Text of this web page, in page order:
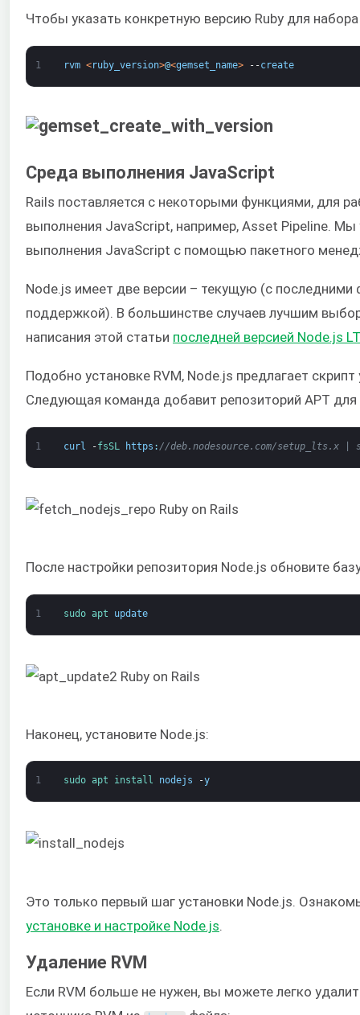
Чтобы указать конкретную версию Ruby для
1 rvm <ruby_version>@<gemset_name> --create
Среда выполнения JavaScript
Rails поставляется с некоторыми функциями, для
выполнения JavaScript, например, Asset Pipeline.
выполнения JavaScript с помощью пакетного
Node.js имеет две версии – текущую (с последними
поддержкой). В большинстве случаев лучшим
написания этой статьи последней версией Node.js
Подобно установке RVM, Node.js предлагает
Следующая команда добавит репозиторий APT для
1 curl -fsSL https : //deb.nodesource.com/setup_lts.x |
После настройки репозитория Node.js обновите
1 sudo apt update
Наконец, установите Node.js:
1 sudo apt install nodejs -y
Это только первый шаг установки Node.js.
установке и настройке Node.js
Удаление RVM
Если RVM больше не нужен, вы можете легко